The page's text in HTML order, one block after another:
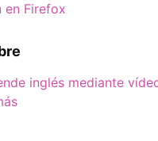
en Firefox
inglés mediante